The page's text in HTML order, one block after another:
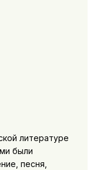
литературе
были
песня,